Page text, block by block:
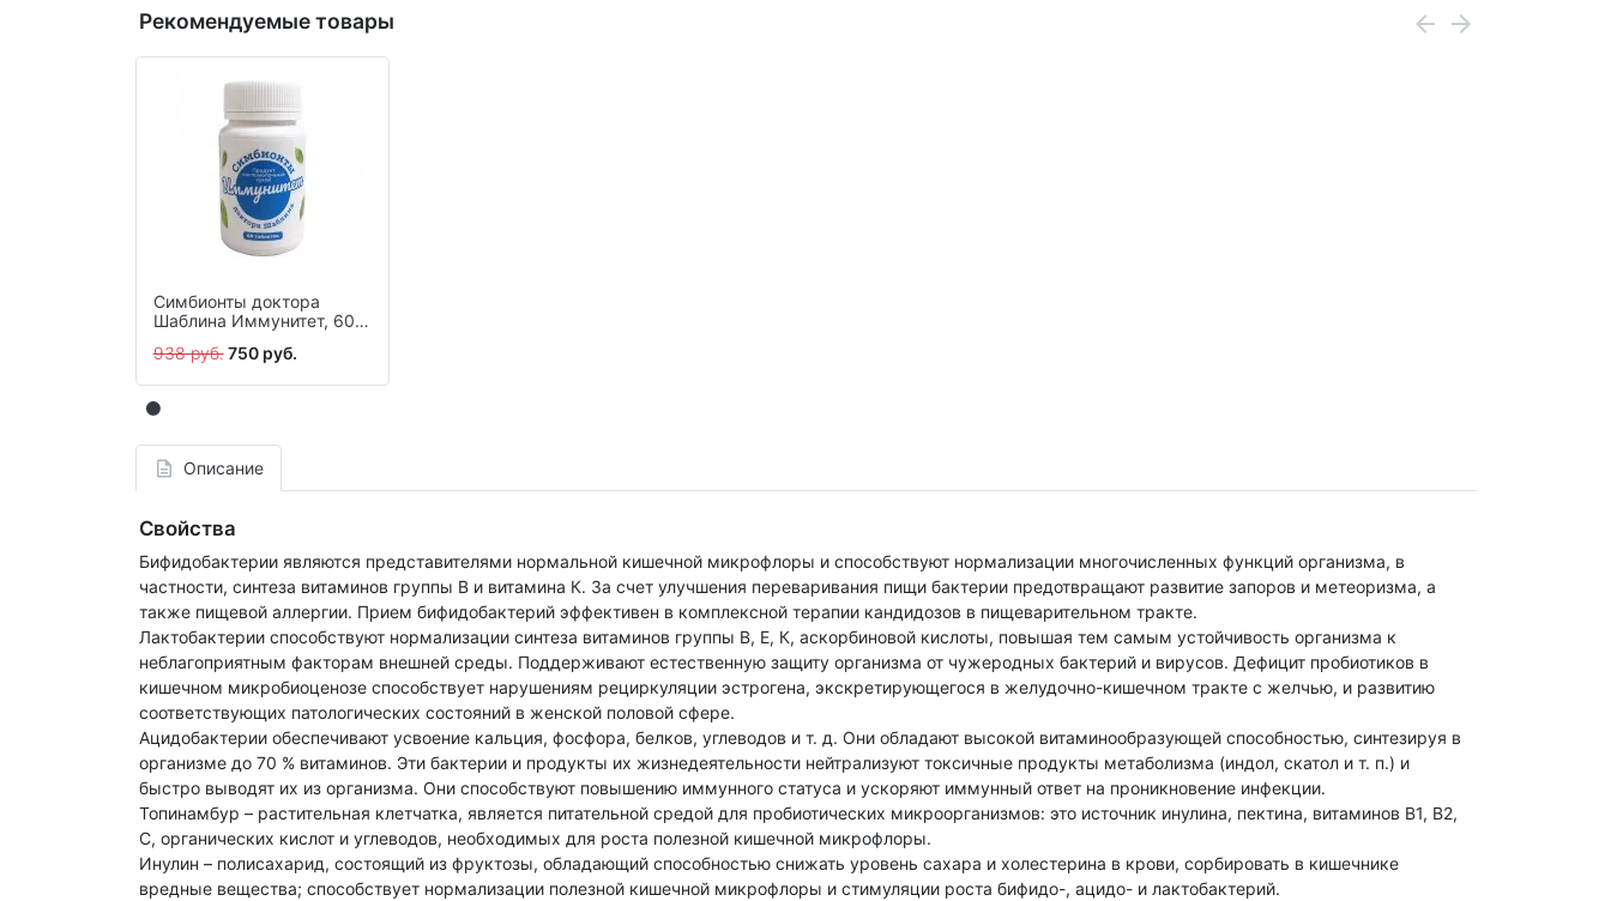
Рекомендуемые товары
Симбионты доктора
Шаблина Иммунитет, 60
938 руб. 750 руб.
Описание
Свойства
Бифидобактерии являются представителями нормальной кишечной микрофлоры и способствуют нормализации многочисленных функций организма, в
частности, синтеза витаминов группы В и витамина К. За счет улучшения переваривания пищи бактерии предотвращают развитие запоров и метеоризма, а
также пищевой аллергии. Прием бифидобактерий эффективен в комплексной терапии кандидозов в пищеварительном тракте.
Лактобактерии способствуют нормализации синтеза витаминов группы В, Е, К, аскорбиновой кислоты, повышая тем самым устойчивость организма к
неблагоприятным факторам внешней среды. Поддерживают естественную защиту организма от чужеродных бактерий и вирусов. Дефицит пробиотиков в
кишечном микробиоценозе способствует нарушениям рециркуляции эстрогена, экскретирующегося в желудочно-кишечном тракте с желчью, и развитию
соответствующих патологических состояний в женской половой сфере.
Ацидобактерии обеспечивают усвоение кальция, фосфора, белков, углеводов и т. д. Они обладают высокой витаминообразующей способностью, синтезируя в
организме до 70 % витаминов. Эти бактерии и продукты их жизнедеятельности нейтрализуют токсичные продукты метаболизма (индол, скатол и т. п.) и
быстро выводят их из организма. Они способствуют повышению иммунного статуса и ускоряют иммунный ответ на проникновение инфекции.
Топинамбур – растительная клетчатка, является питательной средой для пробиотических микроорганизмов: это источник инулина, пектина, витаминов В1, В2,
С, органических кислот и углеводов, необходимых для роста полезной кишечной микрофлоры.
Инулин – полисахарид, состоящий из фруктозы, обладающий способностью снижать уровень сахара и холестерина в крови, сорбировать в кишечнике
вредные вещества; способствует нормализации полезной кишечной микрофлоры и стимуляции роста бифидо-, ацидо- и лактобактерий.